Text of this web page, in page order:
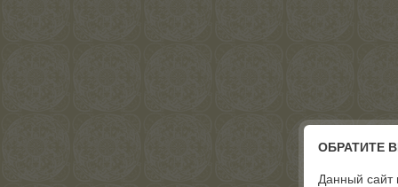
ОБРАТИТЕ
Данный сайт